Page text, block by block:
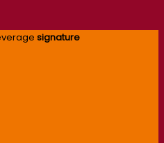
signature